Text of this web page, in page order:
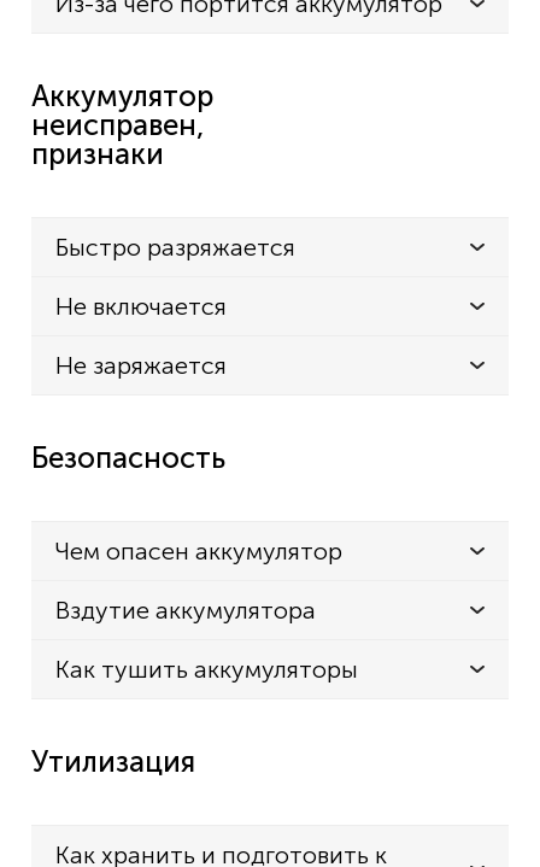
Аккумулятор
неисправен,
признаки
Быстро разряжается
Не включается
Не заряжается
Безопасность
Чем опасен аккумулятор
Вздутие аккумулятора
Как тушить аккумуляторы
Утилизация
Как хранить и подготовить к